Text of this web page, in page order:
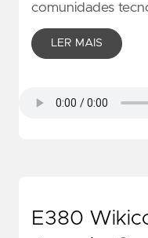
comunidades
LER MAIS
E380